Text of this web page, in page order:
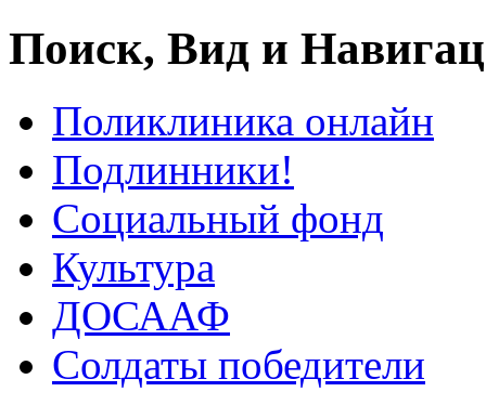
Поиск, Вид и
Поликлиника онлайн
Подлинники!
Социальный фонд
Культура
ДОСААФ
Солдаты победители